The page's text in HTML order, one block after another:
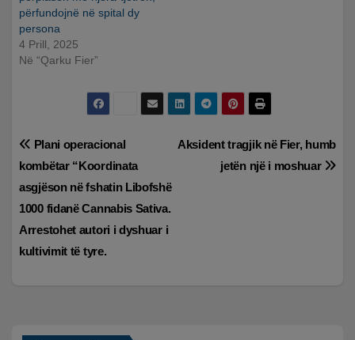
përfundojnë në spital dy
persona
4 Prill, 2025
Në “Qarku Fier”
Lëvizje
te
postimet
Aksident tragjik në Fier, humb
jetën një i moshuar
Plani operacional
kombëtar “Koordinata
asgjëson në fshatin Libofshë
1000 fidanë Cannabis Sativa.
Arrestohet autori i dyshuar i
kultivimit të tyre.